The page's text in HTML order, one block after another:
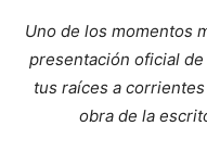
Uno de los momentos
presentación oficial de
tus raíces a
obra de la